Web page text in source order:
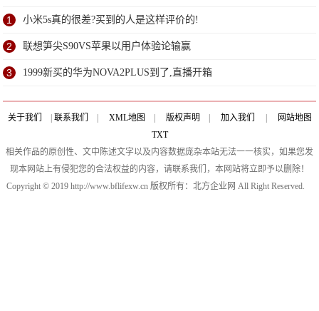
1 小米5s真的很差?买到的人是这样评价的!
2 联想笋尖S90VS苹果以用户体验论输赢
3 1999新买的华为NOVA2PLUS到了,直播开箱
关于我们 联系我们 XML地图 版权声明 加入我们
网站地图
TXT
相关作品的原创性、文中陈述文字以及内容数据庞杂本站无法一一核实，如果您发
现本网站上有侵犯您的合法权益的内容，请联系我们，本网站将立即予以删除！
Copyright © 2019 http://www.bflifexw.cn 版权所有：北方企业网 All Right Reserved.